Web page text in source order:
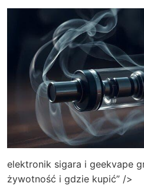
elektronik sigara i geekvape
żywotność i gdzie kupić” />